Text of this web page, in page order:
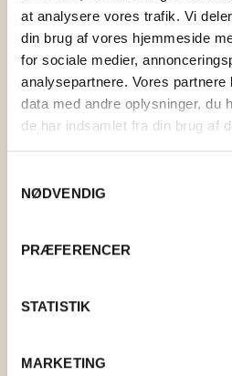
at analysere vores trafik. Vi
din brug af vores hjemmeside
for sociale medier,
analysepartnere. Vores
data med andre oplysninger, du
de har indsamlet fra din brug af
NØDVENDIG
PRÆFERENCER
STATISTIK
MARKETING
ELISE 31 TÅGEDIS
KR. 36,00